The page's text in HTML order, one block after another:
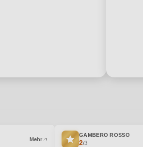
Mehr
GAMBERO ROSSO
2/3